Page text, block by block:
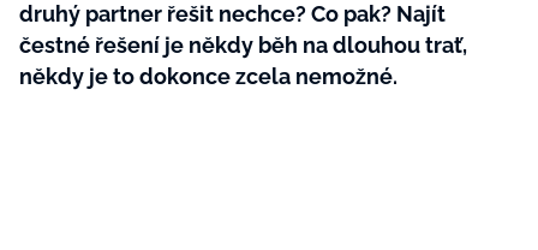
druhý partner řešit nechce? Co pak? Najít
čestné řešení je někdy běh na dlouhou trať,
někdy je to dokonce zcela nemožné.